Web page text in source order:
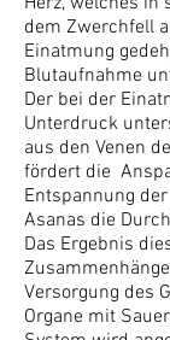
dem Zwerchfell
Einatmung
Blutaufnahme
Der bei der
Unterdruck
aus den Venen
fördert die
Entspannung
Asanas die
Das Ergebnis
Versorgung des
Organe mit